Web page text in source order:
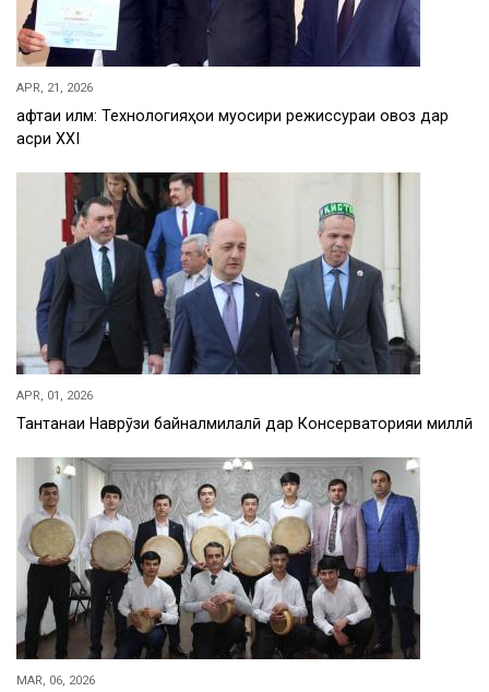
APR, 21, 2026
Ҳафтаи илм: Технологияҳои муосири режиссураи овоз дар
асри XXI
APR, 01, 2026
Тантанаи Наврӯзи байналмилалӣ дар Консерваторияи миллӣ
MAR, 06, 2026